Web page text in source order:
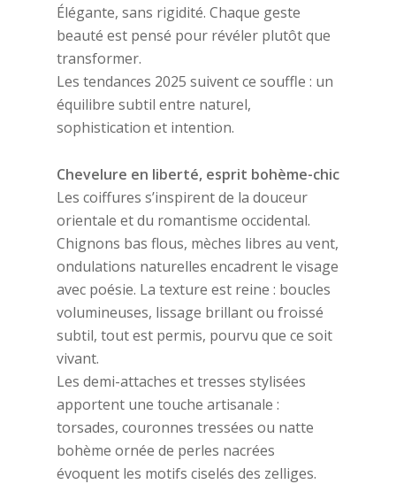
Élégante, sans rigidité. Chaque geste
beauté est pensé pour révéler plutôt que
transformer.
Les tendances 2025 suivent ce souffle : un
équilibre subtil entre naturel,
sophistication et intention.
Chevelure en liberté, esprit bohème-chic
Les coiffures s’inspirent de la douceur
orientale et du romantisme occidental.
Chignons bas flous, mèches libres au vent,
ondulations naturelles encadrent le visage
avec poésie. La texture est reine : boucles
volumineuses, lissage brillant ou froissé
subtil, tout est permis, pourvu que ce soit
vivant.
Les demi-attaches et tresses stylisées
apportent une touche artisanale :
torsades, couronnes tressées ou natte
bohème ornée de perles nacrées
évoquent les motifs ciselés des zelliges.